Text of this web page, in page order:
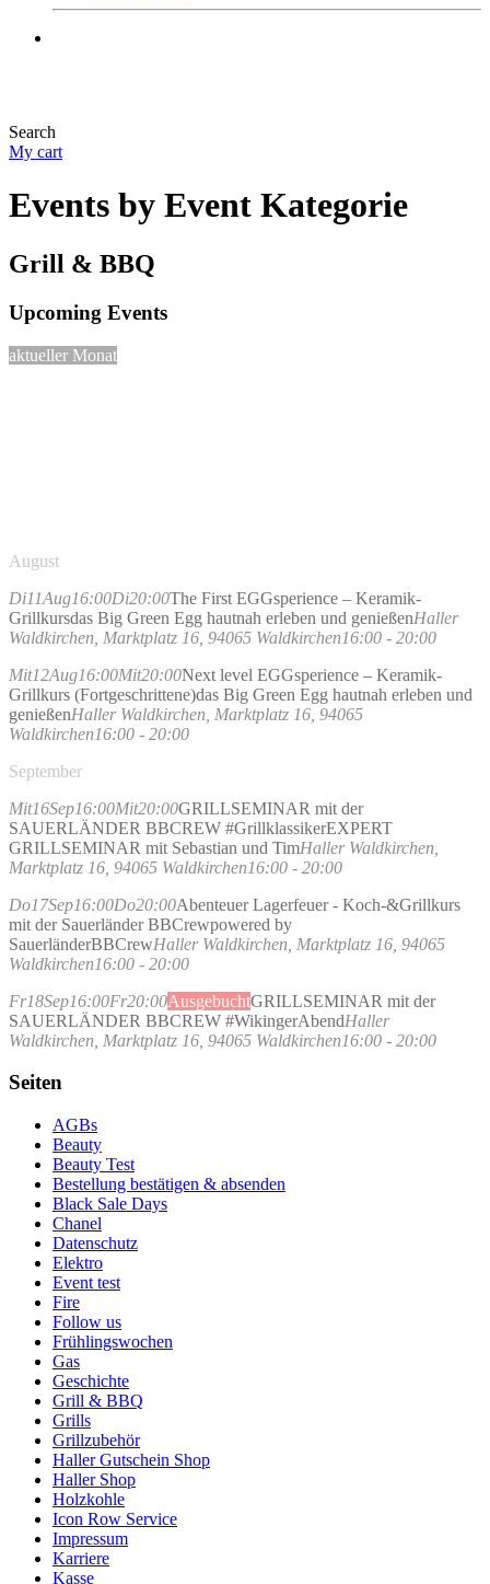
Search
My cart
Events by Event Kategorie
Grill & BBQ
Upcoming Events
aktueller Monat
August
Di11Aug16:00Di20:00The First EGGsperience – Keramik-
Grillkursdas Big Green Egg hautnah erleben und genießenHaller
Waldkirchen , Marktplatz 16, 94065 Waldkirchen16:00 - 20:00
Mit12Aug16:00Mit20:00Next level EGGsperience – Keramik-
Grillkurs (Fortgeschrittene)das Big Green Egg hautnah erleben und
genießenHaller Waldkirchen , Marktplatz 16, 94065
Waldkirchen16:00 - 20:00
September
Mit16Sep16:00Mit20:00GRILLSEMINAR mit der
SAUERLÄNDER BBCREW #GrillklassikerEXPERT
GRILLSEMINAR mit Sebastian und TimHaller Waldkirchen
Marktplatz 16, 94065 Waldkirchen16:00 - 20:00
Do17Sep16:00Do20:00Abenteuer Lagerfeuer - Koch-&Grillkurs
mit der Sauerländer BBCrewpowered by
SauerländerBBCrewHaller Waldkirchen , Marktplatz 16, 94065
Waldkirchen16:00 - 20:00
Fr18Sep16:00Fr20:00AusgebuchtGRILLSEMINAR mit der
SAUERLÄNDER BBCREW #WikingerAbendHaller
Waldkirchen , Marktplatz 16, 94065 Waldkirchen16:00 - 20:00
Seiten
AGBs
Beauty
Beauty Test
Bestellung bestätigen & absenden
Black Sale Days
Chanel
Datenschutz
Elektro
Event test
Fire
Follow us
Frühlingswochen
Gas
Geschichte
Grill & BBQ
Grills
Grillzubehör
Haller Gutschein Shop
Haller Shop
Holzkohle
Icon Row Service
Impressum
Karriere
Kasse